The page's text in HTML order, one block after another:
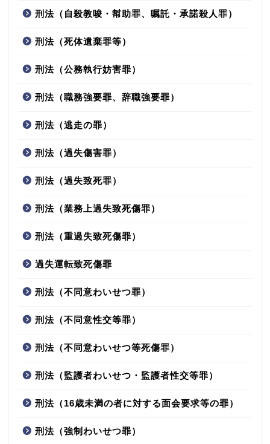
刑法（自殺教唆・幇助罪、嘱託・承諾殺人罪）
刑法（死体遺棄罪等）
刑法（公務執行妨害罪）
刑法（職務強要罪、辞職強要罪）
刑法（逃走の罪）
刑法（過失傷害罪）
刑法（過失致死罪）
刑法（業務上過失致死傷罪）
刑法（重過失致死傷罪）
過失運転致死傷罪
刑法（不同意わいせつ罪）
刑法（不同意性交等罪）
刑法（不同意わいせつ等死傷罪）
刑法（監護者わいせつ・監護者性交等罪）
刑法（16歳未満の者に対する面会要求等の罪）
刑法（強制わいせつ罪）